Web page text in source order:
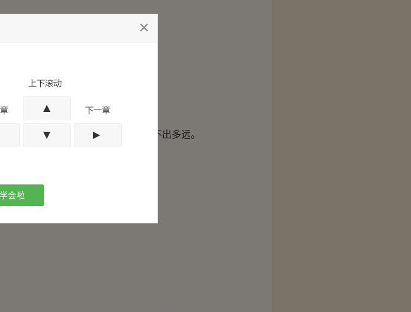
人跪倒在地。
手发麻，断刀差点脱手。
吼叫，声音在山谷里来回撞，听不出多远。
箭尾颤几下就不动了。
继续冲。
会啦